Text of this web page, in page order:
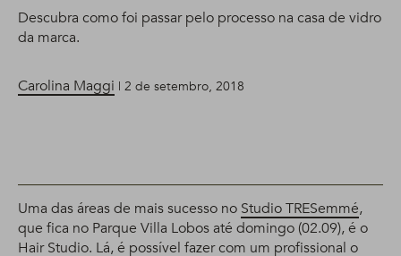
Descubra como foi passar pelo processo na casa de vidro
da marca.
Carolina Maggi | 2 de setembro, 2018
Uma das áreas de mais sucesso no Studio TRESemmé,
que fica no Parque Villa Lobos até domingo (02.09), é o
Hair Studio. Lá, é possível fazer com um profissional o